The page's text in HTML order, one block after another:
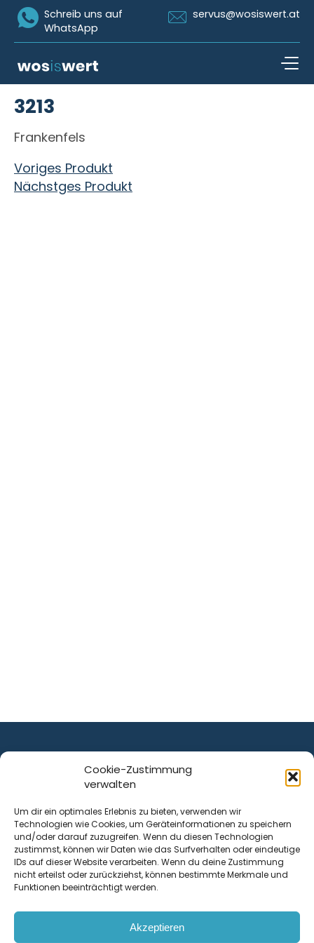
Cookie-Zustimmung
verwalten
Um dir ein optimales Erlebnis zu bieten, verwenden wir
Technologien wie Cookies, um Geräteinformationen zu speichern
und/oder darauf zuzugreifen. Wenn du diesen Technologien
zustimmst, können wir Daten wie das Surfverhalten oder eindeutige
IDs auf dieser Website verarbeiten. Wenn du deine Zustimmung
nicht erteilst oder zurückziehst, können bestimmte Merkmale und
Funktionen beeinträchtigt werden.
Akzeptieren
Icon Whatsapp
Schreib uns auf
WhatsApp
Icon Email
servus@wosiswert.at
3213
Frankenfels
Beitragsnavigation
Voriges Produkt
Nächstges Produkt
ist ein Service von
Krenn Real GmbH
Tischlerstraße 12
4050Traun| Österreich
Kontakt